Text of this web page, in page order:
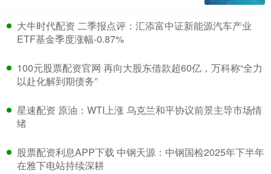
​大牛时代配资 二季报点评：汇添富中证新能源汽车产业
ETF基金季度涨幅-0.87%
​100元股票配资官网 再向大股东借款超60亿，万科称“全力
以赴化解到期债务”
​星速配资 原油：WTI上涨 乌克兰和平协议前景主导市场情
绪
​股票配资利息APP下载 中钢天源：中钢国检2025年下半年
在雅下电站持续深耕